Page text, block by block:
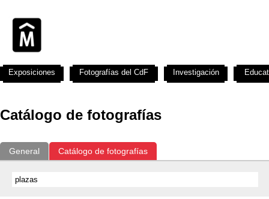
Catálogo de fotografías
General Catálogo de fotografías
Exposiciones Fotografías del CdF Investigación